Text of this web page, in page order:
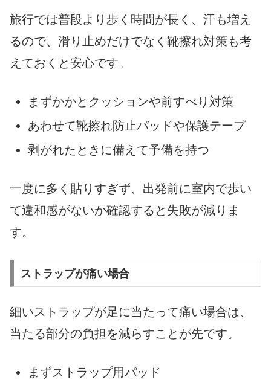
旅行では普段より歩く時間が長く、汗も増え
るので、滑り止めだけでなく靴擦れ対策も考
えておくと安心です。
まずかかとクッションや前すべり対策
あわせて靴擦れ防止パッドや保護テープ
剥がれたときに備えて予備を持つ
一度に多く貼りすぎず、出発前に室内で歩い
て違和感がないか確認すると失敗が減りま
す。
ストラップが痛い場合
細いストラップが足に当たって痛い場合は、
当たる部分の負担を減らすことが先です。
まずストラップ用パッド